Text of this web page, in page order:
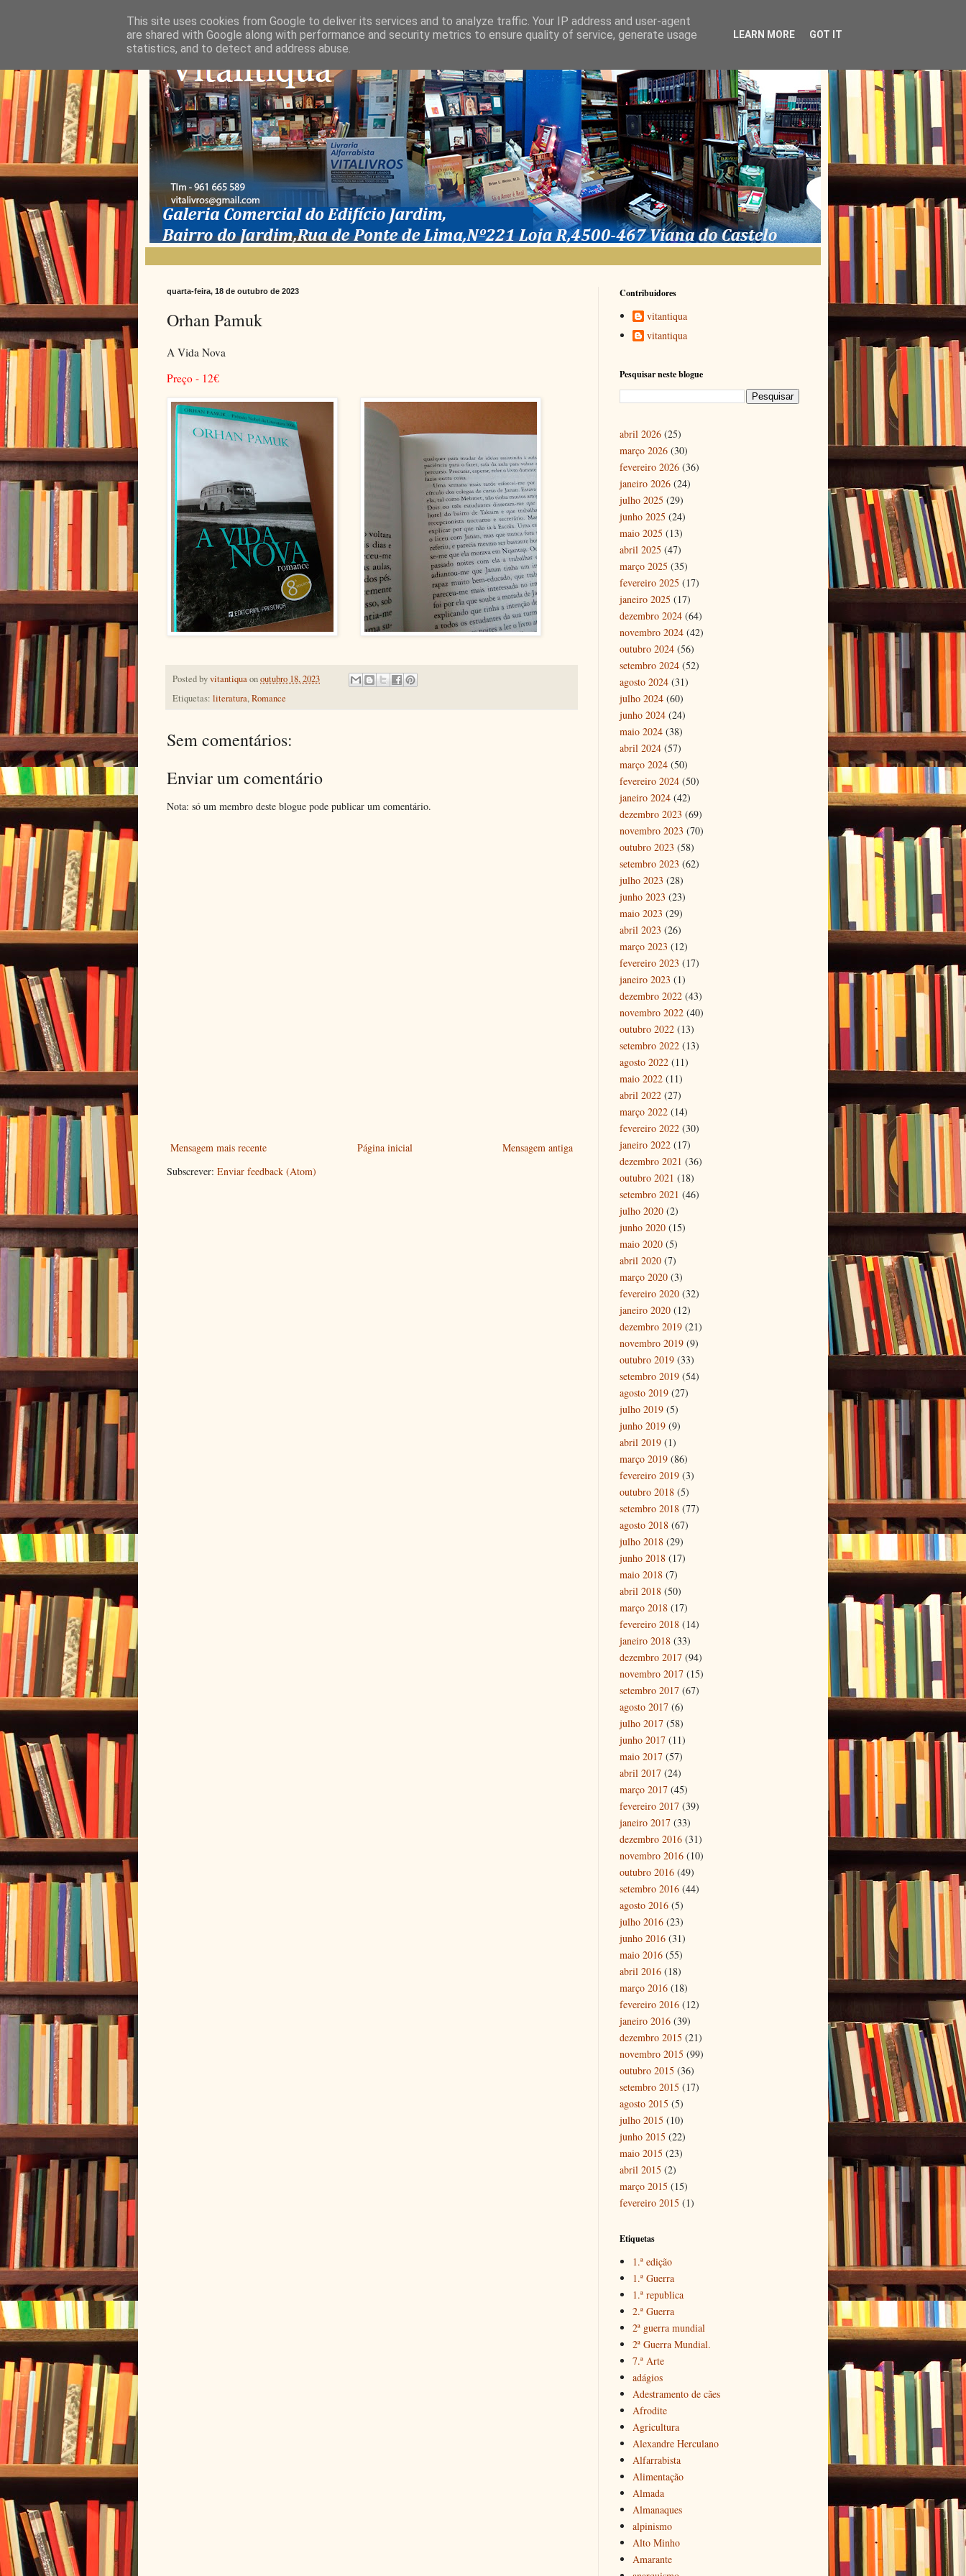
quarta-feira, 18 de outubro de 2023
Orhan Pamuk
A Vida Nova
Preço - 12€
Posted byvitantiquaonoutubro 18, 2023
Etiquetas: literatura,Romance
Sem comentários:
Enviar um comentário
Nota: só um membro deste blogue pode publicar um comentário.
Mensagem mais recente Mensagem antiga
Página inicial
Subscrever: Enviar feedback (Atom)
Contribuidores
vitantiqua
vitantiqua
Pesquisar neste blogue
abril 2026 (25)
março 2026 (30)
fevereiro 2026 (36)
janeiro 2026 (24)
julho 2025 (29)
junho 2025 (24)
maio 2025 (13)
abril 2025 (47)
março 2025 (35)
fevereiro 2025 (17)
janeiro 2025 (17)
dezembro 2024 (64)
novembro 2024 (42)
outubro 2024 (56)
setembro 2024 (52)
agosto 2024 (31)
julho 2024 (60)
junho 2024 (24)
maio 2024 (38)
abril 2024 (57)
março 2024 (50)
fevereiro 2024 (50)
janeiro 2024 (42)
dezembro 2023 (69)
novembro 2023 (70)
outubro 2023 (58)
setembro 2023 (62)
julho 2023 (28)
junho 2023 (23)
maio 2023 (29)
abril 2023 (26)
março 2023 (12)
fevereiro 2023 (17)
janeiro 2023 (1)
dezembro 2022 (43)
novembro 2022 (40)
outubro 2022 (13)
setembro 2022 (13)
agosto 2022 (11)
maio 2022 (11)
abril 2022 (27)
março 2022 (14)
fevereiro 2022 (30)
janeiro 2022 (17)
dezembro 2021 (36)
outubro 2021 (18)
setembro 2021 (46)
julho 2020 (2)
junho 2020 (15)
maio 2020 (5)
abril 2020 (7)
março 2020 (3)
fevereiro 2020 (32)
janeiro 2020 (12)
dezembro 2019 (21)
novembro 2019 (9)
outubro 2019 (33)
setembro 2019 (54)
agosto 2019 (27)
julho 2019 (5)
junho 2019 (9)
abril 2019 (1)
março 2019 (86)
fevereiro 2019 (3)
outubro 2018 (5)
setembro 2018 (77)
agosto 2018 (67)
julho 2018 (29)
junho 2018 (17)
maio 2018 (7)
abril 2018 (50)
março 2018 (17)
fevereiro 2018 (14)
janeiro 2018 (33)
dezembro 2017 (94)
novembro 2017 (15)
setembro 2017 (67)
agosto 2017 (6)
julho 2017 (58)
junho 2017 (11)
maio 2017 (57)
abril 2017 (24)
março 2017 (45)
fevereiro 2017 (39)
janeiro 2017 (33)
dezembro 2016 (31)
novembro 2016 (10)
outubro 2016 (49)
setembro 2016 (44)
agosto 2016 (5)
julho 2016 (23)
junho 2016 (31)
maio 2016 (55)
abril 2016 (18)
março 2016 (18)
fevereiro 2016 (12)
janeiro 2016 (39)
dezembro 2015 (21)
novembro 2015 (99)
outubro 2015 (36)
setembro 2015 (17)
agosto 2015 (5)
julho 2015 (10)
junho 2015 (22)
maio 2015 (23)
abril 2015 (2)
março 2015 (15)
fevereiro 2015 (1)
Etiquetas
1.ª edição
1.ª Guerra
1.ª republica
2.ª Guerra
2ª guerra mundial
2ª Guerra Mundial.
7.ª Arte
adágios
Adestramento de cães
Afrodite
Agricultura
Alexandre Herculano
Alfarrabista
Alimentação
Almada
Almanaques
alpinismo
Alto Minho
Amarante
This site uses cookies from Google to deliver its services and to analyze traffic. Your IP address and user-agent
are shared with Google along with performance and security metrics to ensure quality of service, generate usage
statistics, and to detect and address abuse.
LEARN MORE GOT IT